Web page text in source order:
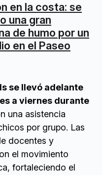
en la costa: se
una gran
de humo por un
en el Paseo
se llevó adelante
a viernes durante
una asistencia
por grupo. Las
docentes y
el movimiento
fortaleciendo el